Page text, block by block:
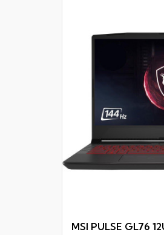
MSI PULSE GL76